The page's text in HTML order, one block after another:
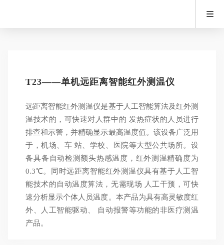
T23——单机远距离智能红外测温仪
远距离智能红外测温仪是基于人工智能算法及红外测
温技术的，可快速对人群中的 发热症状的人员进行
排查和示警，并精确显示最高温度值。该设备广泛用
于，机场、车 站、学校、医院等大型公共场所。设
备具备自动检测额头热感温度，红外测温精确度为
0.3℃。同时远距离智能红外测温仪具有基于人工智
能技术的自动温度算法，无需现场 人工干预，可快
速分析显示个体人员温度。本产品为具有高灵敏度红
外、人工智能驱动、 自动报警等功能的非医疗测温
产品。